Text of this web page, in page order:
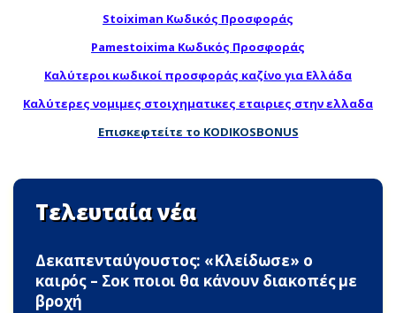
Stoiximan Κωδικός Προσφοράς
Pamestoixima Κωδικός Προσφοράς
Καλύτεροι κωδικοί προσφοράς καζίνο για Ελλάδα
Καλύτερες νομιμες στοιχηματικες εταιριες στην ελλαδα
Επισκεφτείτε το KODIKOSBONUS
Τελευταία νέα
Δεκαπενταύγουστος: «Κλείδωσε» ο
καιρός – Σoκ ποιοι θα κάνουν διακοπές με
βροχή